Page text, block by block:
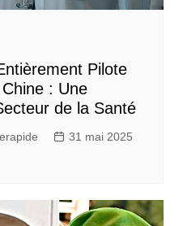
Pilote
: Une
de la Santé
31 mai 2025